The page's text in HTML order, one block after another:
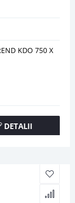
KDO 750 X
DETALII